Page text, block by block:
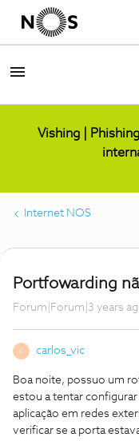
Vishing |
Internet NOS
Portfowarding
Forum|Forum|3 years
C carlos_vic
Boa noite, possuo um
estou a tentar
aplicação em redes
verificar se a porta